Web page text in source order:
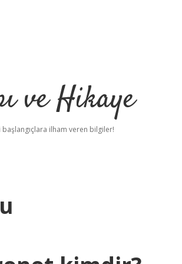
ve Hikaye
başlangıçlara ilham veren bilgiler!